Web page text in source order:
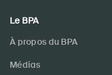
Le BPA
À propos du BPA
Médias